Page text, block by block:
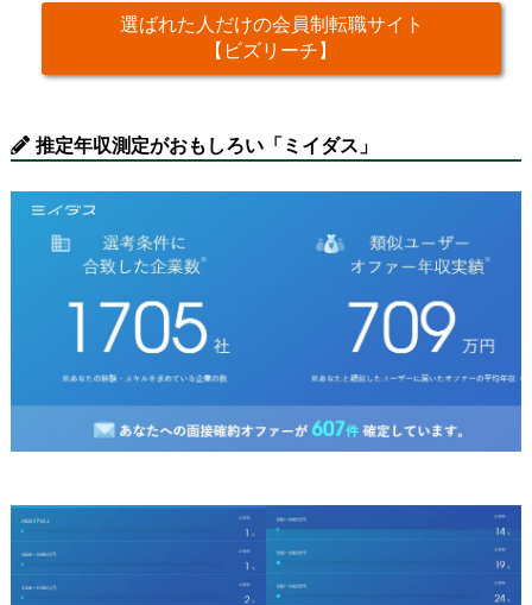
選ばれた人だけの会員制転職サイト
【ビズリーチ】
推定年収測定がおもしろい「ミイダス」